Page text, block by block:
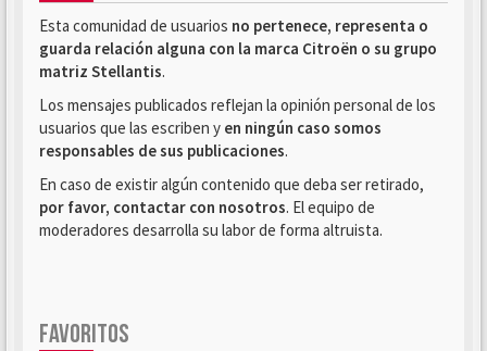
Esta comunidad de usuarios no pertenece, representa o
guarda relación alguna con la marca Citroën o su grupo
matriz Stellantis.
Los mensajes publicados reflejan la opinión personal de los
usuarios que las escriben y en ningún caso somos
responsables de sus publicaciones.
En caso de existir algún contenido que deba ser retirado,
por favor, contactar con nosotros. El equipo de
moderadores desarrolla su labor de forma altruista.
FAVORITOS